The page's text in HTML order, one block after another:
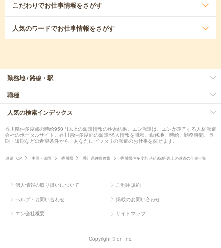
こだわりでお仕事情報をさがす
人気のワードでお仕事情報をさがす
勤務地 / 路線・駅
職種
人気の検索インデックス
香川県仲多度郡の時給950円以上の派遣情報の検索結果。エン派遣は、エンが運営する人材派遣
会社のポータルサイト。香川県仲多度郡の派遣/求人情報を職種、勤務地、時給、勤務時間、長
期・短期などの希望条件から、あなたにピッタリの派遣のお仕事を探せます。
派遣TOP 中国・四国 香川県 香川県仲多度郡 香川県仲多度郡 時給950円以上の派遣の仕事一覧
個人情報の取り扱いについて ご利用規約
ヘルプ・お問い合わせ 掲載のお問い合わせ
エン会社概要 サイトマップ
Copyright © en Inc.